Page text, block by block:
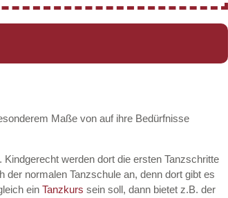
Maße von auf ihre Bedürfnisse
werden dort die ersten Tanzschritte
normalen Tanzschule an, denn dort gibt es
ein Tanzkurs sein soll, dann bietet z.B. der